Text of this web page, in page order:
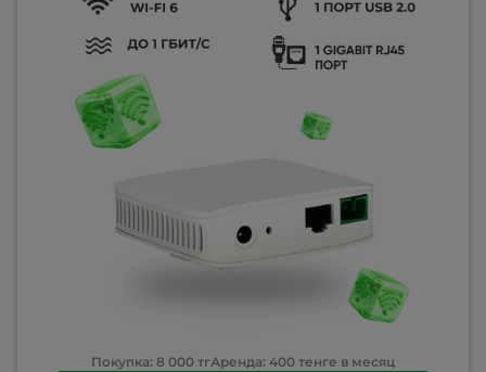
Покупка: 8 000 тгАренда: 400 тенге в месяц